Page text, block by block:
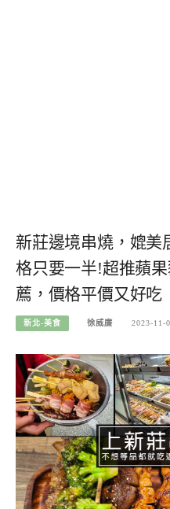
新莊邊境串燒，媲美
格只要一半!超推蘋
薦，價格平價又好吃
新北-美食 徐威廉 2023-11-